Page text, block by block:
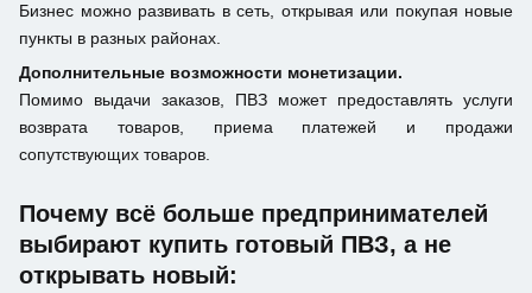
Бизнес можно развивать в сеть, открывая или покупая новые
пункты в разных районах.
Дополнительные возможности монетизации.
Помимо выдачи заказов, ПВЗ может предоставлять услуги
возврата товаров, приема платежей и продажи
сопутствующих товаров.
Почему всё больше предпринимателей
выбирают купить готовый ПВЗ, а не
открывать новый: